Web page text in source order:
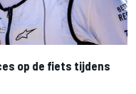
op de fiets tijdens